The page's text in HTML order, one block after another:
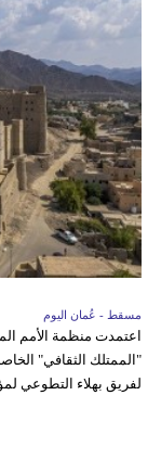
مسقط - عُمان اليوم
اعتمدت منظمة الأمم
"الممتلك الثقافي"
لفريق بهلاء التطوعي